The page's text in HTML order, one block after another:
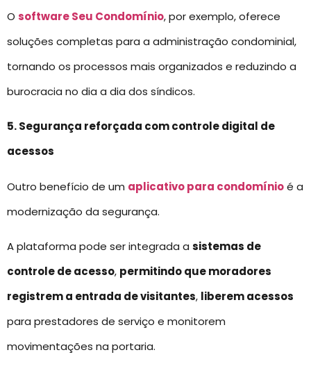
O software Seu Condomínio, por exemplo, oferece
soluções completas para a administração condominial,
tornando os processos mais organizados e reduzindo a
burocracia no dia a dia dos síndicos.
5. Segurança reforçada com controle digital de
acessos
Outro benefício de um aplicativo para condomínioé a
modernização da segurança.
A plataforma pode ser integrada a sistemas de
controle de acesso, permitindo que moradores
registrem a entrada de visitantes, liberem acessos
para prestadores de serviço e monitorem
movimentações na portaria.